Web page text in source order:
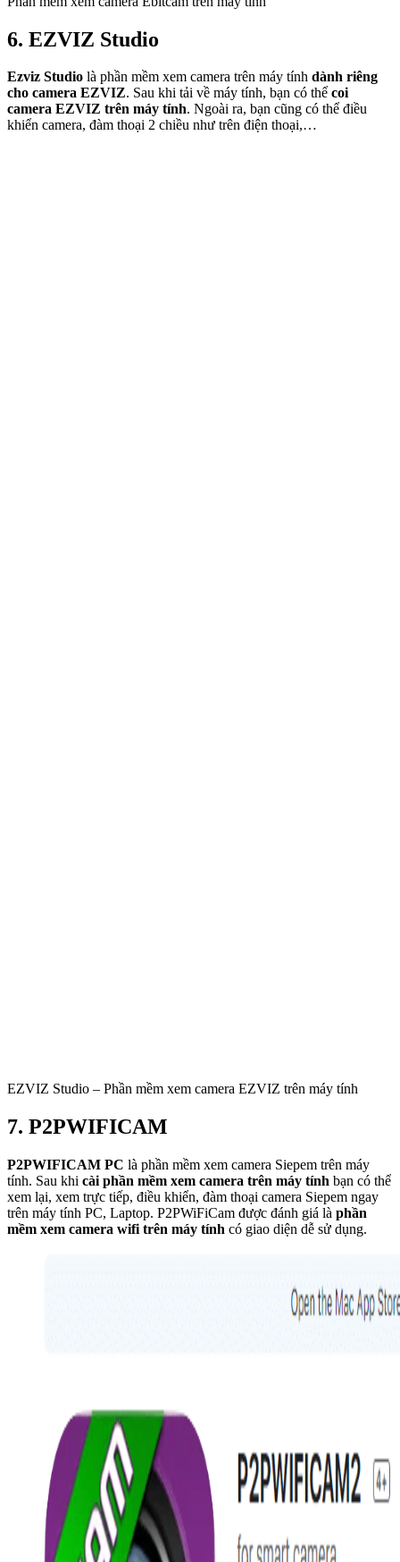
6. EZVIZ Studio
Ezviz Studio là phần mềm xem camera trên máy tính dành riêng
cho camera EZVIZ. Sau khi tải về máy tính, bạn có thể coi
camera EZVIZ trên máy tính. Ngoài ra, bạn cũng có thể điều
khiển camera, đàm thoại 2 chiều như trên điện thoại,…
EZVIZ Studio – Phần mềm xem camera EZVIZ trên máy tính
7. P2PWIFICAM
P2PWIFICAM PC là phần mềm xem camera Siepem trên máy
tính. Sau khi cài phần mềm xem camera trên máy tính bạn có thể
xem lại, xem trực tiếp, điều khiển, đàm thoại camera Siepem ngay
trên máy tính PC, Laptop. P2PWiFiCam được đánh giá là phần
mềm xem camera wifi trên máy tính có giao diện dễ sử dụng.